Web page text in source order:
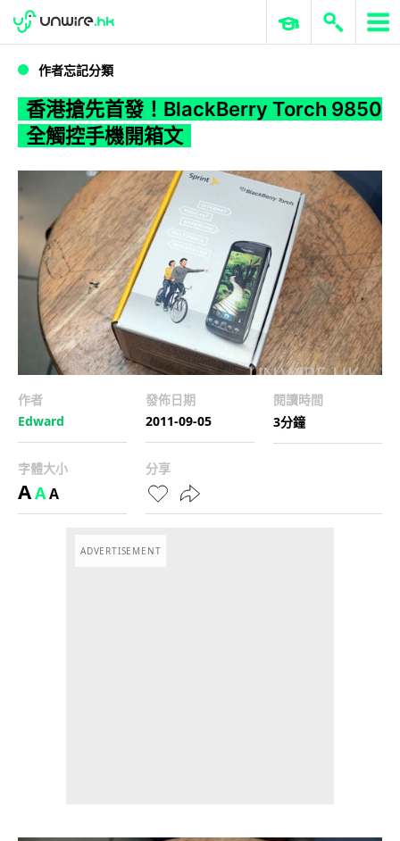
WWDC 2026 ERP 與商業 AI
作者忘記分類
香港搶先首發！BlackBerry Torch 9850
全觸控手機開箱文
作者
Edward
發佈日期
2011-09-05
閱讀時間
3分鐘
字體大小
AAA
分享
ADVERTISEMENT